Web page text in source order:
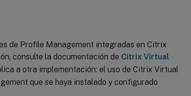
de Profile Management integradas en Citrix
consulte la documentación de Citrix Virtual
a otra implementación: el uso de Citrix Virtual
que se haya instalado y configurado